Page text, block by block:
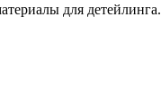
для детейлинга.